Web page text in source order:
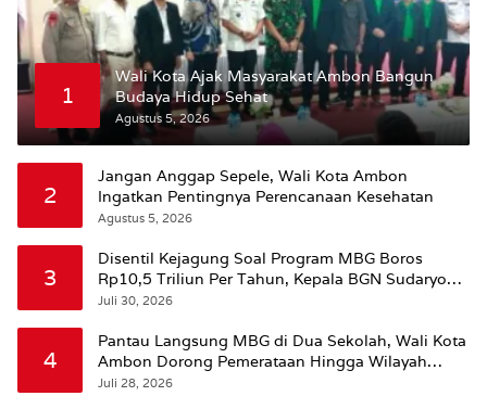
1
Wali Kota Ajak Masyarakat Ambon Bangun
Budaya Hidup Sehat
Agustus 5, 2026
2
Jangan Anggap Sepele, Wali Kota Ambon
Ingatkan Pentingnya Perencanaan Kesehatan
Agustus 5, 2026
3
Disentil Kejagung Soal Program MBG Boros
Rp10,5 Triliun Per Tahun, Kepala BGN Sudaryono
Beri Penjelasan
Juli 30, 2026
4
Pantau Langsung MBG di Dua Sekolah, Wali Kota
Ambon Dorong Pemerataan Hingga Wilayah
Leitimur Selatan
Juli 28, 2026